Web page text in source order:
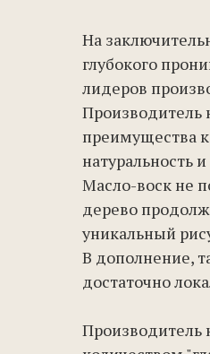
На
глубокого
лидеров
Производитель
преимущества
натуральность
Масло-воск не
дерево
уникальный
В дополнение,
достаточно
Производитель